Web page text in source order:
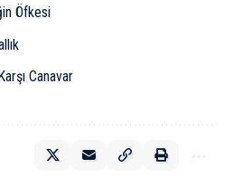
Öfkesi
Canavar